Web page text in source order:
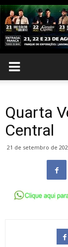
Quarta
Central
21 de setembro de